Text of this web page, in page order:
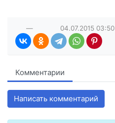
— 04.07.2015 03:50
Комментарии
Написать комментарий